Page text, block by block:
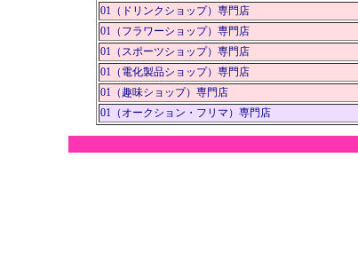
01（ドリンクショップ）専門店
01（フラワーショップ）専門店
01（スポーツショップ）専門店
01（電化製品ショップ）専門店
01（趣味ショップ）専門店
01（オークション・フリマ）専門店